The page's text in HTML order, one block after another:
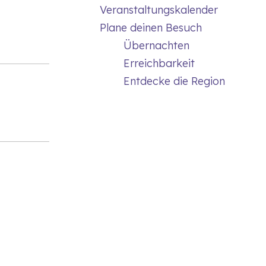
Veranstaltungskalender
Plane deinen Besuch
Übernachten
Erreichbarkeit
Entdecke die Region